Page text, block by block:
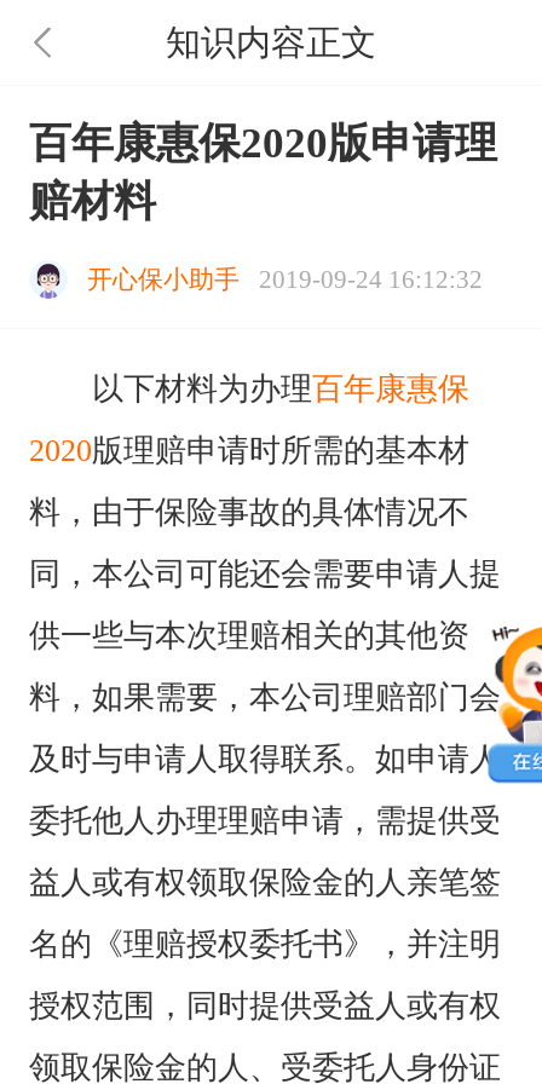
知识内容正文
百年康惠保2020版申请理
赔材料
开心保小助手 2019-09-24 16:12:32
以下材料为办理百年康惠保
2020版理赔申请时所需的基本材
料，由于保险事故的具体情况不
同，本公司可能还会需要申请人提
供一些与本次理赔相关的其他资
料，如果需要，本公司理赔部门会
及时与申请人取得联系。如申请人
委托他人办理理赔申请，需提供受
益人或有权领取保险金的人亲笔签
名的《理赔授权委托书》，并注明
授权范围，同时提供受益人或有权
领取保险金的人、受委托人身份证